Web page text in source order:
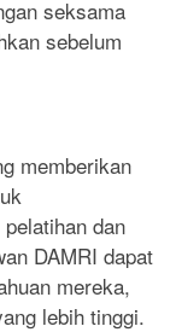
seksama
sebelum
memberikan
dan
DAMRI dapat
mereka,
lebih tinggi.